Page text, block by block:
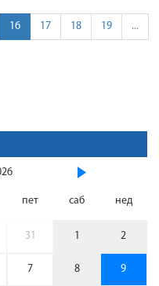
16 17 18 19 ...
пет саб нед
31 1 2
7 8 9